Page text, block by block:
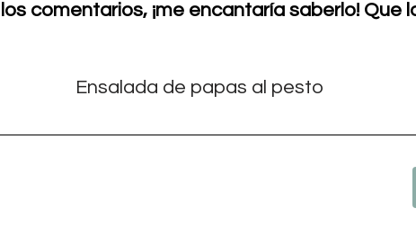
comentarios, ¡me encantaría saberlo! Que